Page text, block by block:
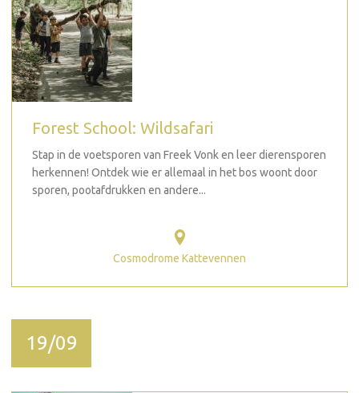
Forest School: Wildsafari
Stap in de voetsporen van Freek Vonk en leer dierensporen
herkennen! Ontdek wie er allemaal in het bos woont door
sporen, pootafdrukken en andere...
Cosmodrome Kattevennen
19/09